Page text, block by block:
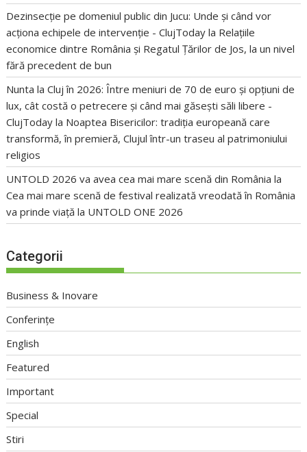
Dezinsecție pe domeniul public din Jucu: Unde și când vor
acționa echipele de intervenție - ClujToday la Relațiile
economice dintre România și Regatul Țărilor de Jos, la un nivel
fără precedent de bun
Nunta la Cluj în 2026: Între meniuri de 70 de euro și opțiuni de
lux, cât costă o petrecere și când mai găsești săli libere -
ClujToday la Noaptea Bisericilor: tradiția europeană care
transformă, în premieră, Clujul într-un traseu al patrimoniului
religios
UNTOLD 2026 va avea cea mai mare scenă din România la
Cea mai mare scenă de festival realizată vreodată în România
va prinde viață la UNTOLD ONE 2026
Categorii
Business & Inovare
Conferințe
English
Featured
Important
Special
Stiri